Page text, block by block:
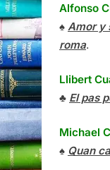
Alfonso
♠ Amor y
roma.
Llibert
♣ El pas
Michael
♠ Quan